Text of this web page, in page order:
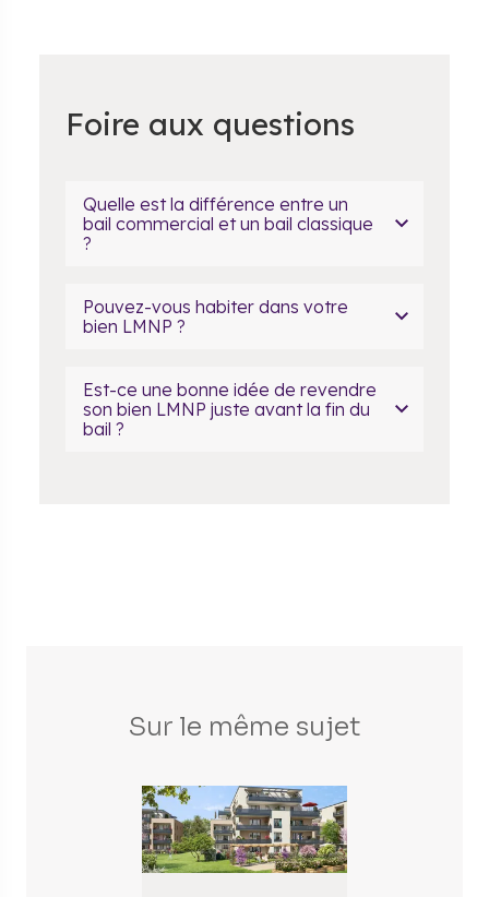
Foire aux questions
Quelle est la différence entre un
bail commercial et un bail classique
?
Pouvez-vous habiter dans votre
bien LMNP ?
Est-ce une bonne idée de revendre
son bien LMNP juste avant la fin du
bail ?
Sur le même sujet